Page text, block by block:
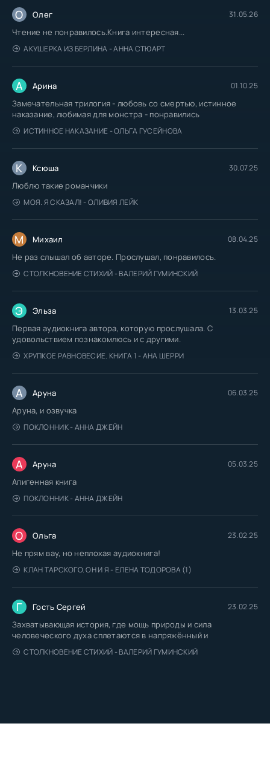
О Олег 31.05.26
Чтение не понравилось.Книга интересная...
АКУШЕРКА ИЗ БЕРЛИНА - АННА СТЮАРТ
А Арина 01.10.25
Замечательная трилогия - любовь со смертью, истинное
наказание, любимая для монстра - понравились
ИСТИННОЕ НАКАЗАНИЕ - ОЛЬГА ГУСЕЙНОВА
К Ксюша 30.07.25
Люблю такие романчики
МОЯ. Я СКАЗАЛ! - ОЛИВИЯ ЛЕЙК
М Михаил 08.04.25
Не раз слышал об авторе. Прослушал, понравилось.
СТОЛКНОВЕНИЕ СТИХИЙ - ВАЛЕРИЙ ГУМИНСКИЙ
Э Эльза 13.03.25
Первая аудиокнига автора, которую прослушала. С
удовольствием познакомлюсь и с другими.
ХРУПКОЕ РАВНОВЕСИЕ. КНИГА 1 - АНА ШЕРРИ
А Аруна 06.03.25
Аруна, и озвучка
ПОКЛОННИК - АННА ДЖЕЙН
А Аруна 05.03.25
Апигенная книга
ПОКЛОННИК - АННА ДЖЕЙН
О Ольга 23.02.25
Не прям вау, но неплохая аудиокнига!
КЛАН ТАРСКОГО. ОН И Я - ЕЛЕНА ТОДОРОВА (1)
Г Гость Сергей 23.02.25
Захватывающая история, где мощь природы и сила
человеческого духа сплетаются в напряжённый и
СТОЛКНОВЕНИЕ СТИХИЙ - ВАЛЕРИЙ ГУМИНСКИЙ